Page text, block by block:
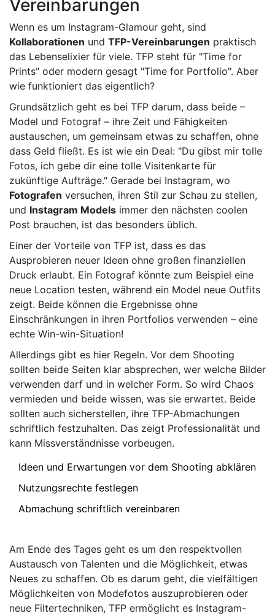
Vereinbarungen
Wenn es um Instagram-Glamour geht, sind
Kollaborationen und TFP-Vereinbarungen praktisch
das Lebenselixier für viele. TFP steht für "Time for
Prints" oder modern gesagt "Time for Portfolio". Aber
wie funktioniert das eigentlich?
Grundsätzlich geht es bei TFP darum, dass beide –
Model und Fotograf – ihre Zeit und Fähigkeiten
austauschen, um gemeinsam etwas zu schaffen, ohne
dass Geld fließt. Es ist wie ein Deal: "Du gibst mir tolle
Fotos, ich gebe dir eine tolle Visitenkarte für
zukünftige Aufträge." Gerade bei Instagram, wo
Fotografen versuchen, ihren Stil zur Schau zu stellen,
und Instagram Models immer den nächsten coolen
Post brauchen, ist das besonders üblich.
Einer der Vorteile von TFP ist, dass es das
Ausprobieren neuer Ideen ohne großen finanziellen
Druck erlaubt. Ein Fotograf könnte zum Beispiel eine
neue Location testen, während ein Model neue Outfits
zeigt. Beide können die Ergebnisse ohne
Einschränkungen in ihren Portfolios verwenden – eine
echte Win-win-Situation!
Allerdings gibt es hier Regeln. Vor dem Shooting
sollten beide Seiten klar absprechen, wer welche Bilder
verwenden darf und in welcher Form. So wird Chaos
vermieden und beide wissen, was sie erwartet. Beide
sollten auch sicherstellen, ihre TFP-Abmachungen
schriftlich festzuhalten. Das zeigt Professionalität und
kann Missverständnisse vorbeugen.
Ideen und Erwartungen vor dem Shooting abklären
Nutzungsrechte festlegen
Abmachung schriftlich vereinbaren
Am Ende des Tages geht es um den respektvollen
Austausch von Talenten und die Möglichkeit, etwas
Neues zu schaffen. Ob es darum geht, die vielfältigen
Möglichkeiten von Modefotos auszuprobieren oder
neue Filtertechniken, TFP ermöglicht es Instagram-